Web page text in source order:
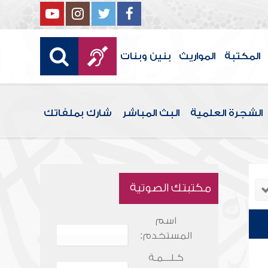
المكتبة المواريث بنين وبنات
الشجرة العلمية البث المباشر شارك بملفاتك
مكتبتك الصوتية
اسم
المستخدم:
كـلـــمـة